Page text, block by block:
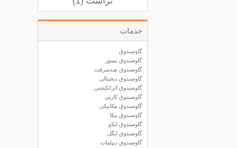
خدمات
گاوصندوق
گاوصندوق نسوز
گاوصندوق ضدسرقت
گاوصندوق دیجیتالی
گاوصندوق اثرانکشتی
گاوصندوق کارتی
گاوصندوق مکانیکی
گاوصندوق نیکا
گاوصتدوق ایکو
گاوصندوق ایگل
گاوصندوق دیپلمات